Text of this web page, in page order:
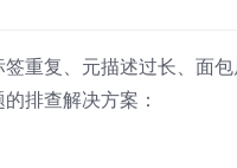
重复、元描述过长、面
排查解决方案：